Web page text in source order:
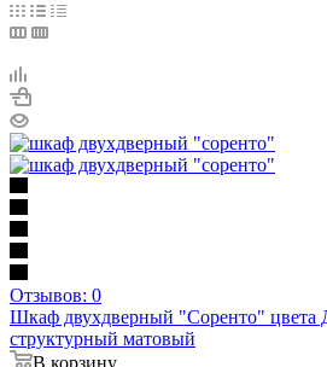
Отзывов: 0
Шкаф двухдверный "Соренто" цвета
структурный матовый
В корзину